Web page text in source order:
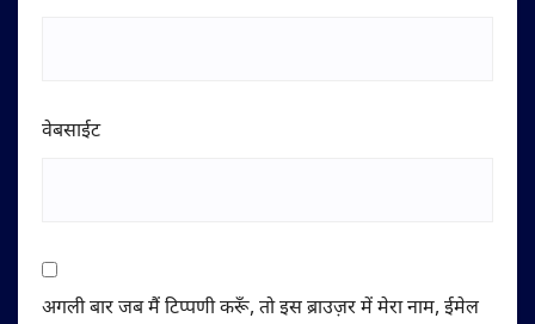
वेबसाईट
अगली बार जब मैं टिप्पणी करूँ, तो इस ब्राउज़र में मेरा नाम, ईमेल